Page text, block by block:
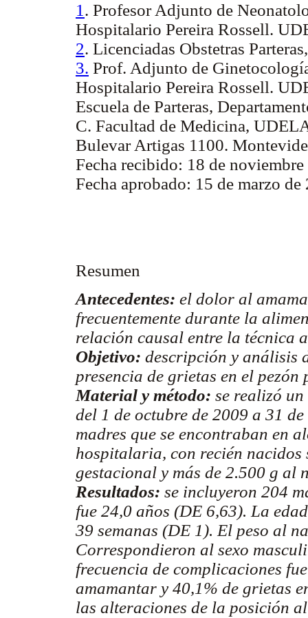
1 . Profesor Adjunto de
Hospitalario Pereira Rossell.
2. Licenciadas Obstetras
3. Prof. Adjunto de
Hospitalario Pereira Rossell.
Escuela de Parteras,
C. Facultad de Medicina,
Bulevar Artigas 1100.
Fecha recibido: 18 de noviembre
Fecha aprobado: 15 de marzo de
Resumen
Antecedentes: el dolor al
frecuentemente durante la
relación causal entre la técnica
Objetivo: descripción y análisis
presencia de grietas en el
Material y método: se realizó
del 1 de octubre de 2009 a 31
madres que se encontraban en
hospitalaria, con recién nacidos
gestacional y más de 2.500 g al
Resultados: se incluyeron 204
fue 24,0 años (DE 6,63). La
39 semanas (DE 1). El peso al
Correspondieron al sexo
frecuencia de complicaciones
amamantar y 40,1% de grietas
las alteraciones de la posición